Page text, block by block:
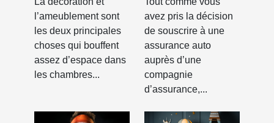
l’ameublement sont
les deux principales
choses qui bouffent
assez d’espace dans
les chambres...
termes de
résiliation
d’un contrat
d’assurance
auto ?
avez pris la décision
de souscrire à une
assurance auto
auprès d’une
compagnie
d’assurance,...